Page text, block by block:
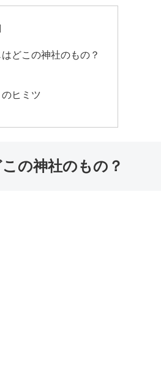
どこの神社のもの？
ヒミツ
の神社のもの？